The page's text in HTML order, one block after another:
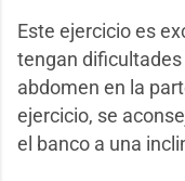
Este ejercicio es
tengan
abdomen en la
ejercicio, se
el banco a una